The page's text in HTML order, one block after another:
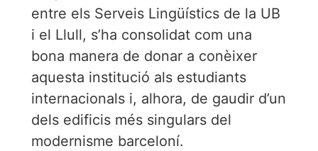
entre els Serveis Lingüístics de la UB
i el Llull, s’ha consolidat com una
bona manera de donar a conèixer
aquesta institució als estudiants
internacionals i, alhora, de gaudir d’un
dels edificis més singulars del
modernisme barceloní.